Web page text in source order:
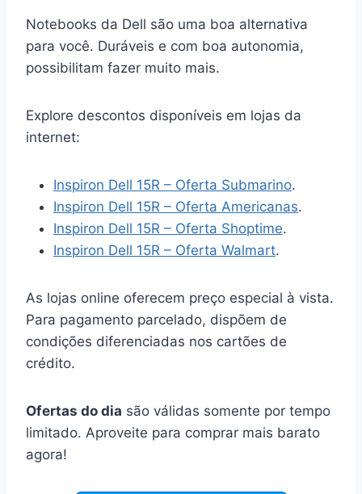
Notebooks da Dell são uma boa alternativa
para você. Duráveis e com boa autonomia,
possibilitam fazer muito mais.
Explore descontos disponíveis em lojas da
internet:
Inspiron Dell 15R – Oferta Submarino.
Inspiron Dell 15R – Oferta Americanas.
Inspiron Dell 15R – Oferta Shoptime.
Inspiron Dell 15R – Oferta Walmart.
As lojas online oferecem preço especial à vista.
Para pagamento parcelado, dispõem de
condições diferenciadas nos cartões de
crédito.
Ofertas do dia são válidas somente por tempo
limitado. Aproveite para comprar mais barato
agora!